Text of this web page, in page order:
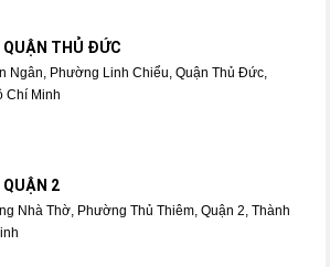
QUẬN THỦ ĐỨC
Ngân, Phường Linh Chiểu, Quận Thủ Đức,
Chí Minh
QUẬN 2
Nhà Thờ, Phường Thủ Thiêm, Quận 2, Thành